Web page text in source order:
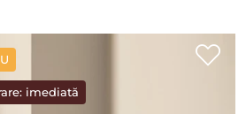
imediată